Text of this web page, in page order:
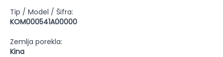
Tip / Model / Šifra:
KOM000541A00000
Zemlja porekla:
Kina